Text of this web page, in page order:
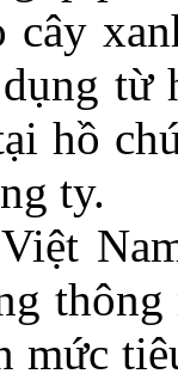
từ
hồ
ty.
mức